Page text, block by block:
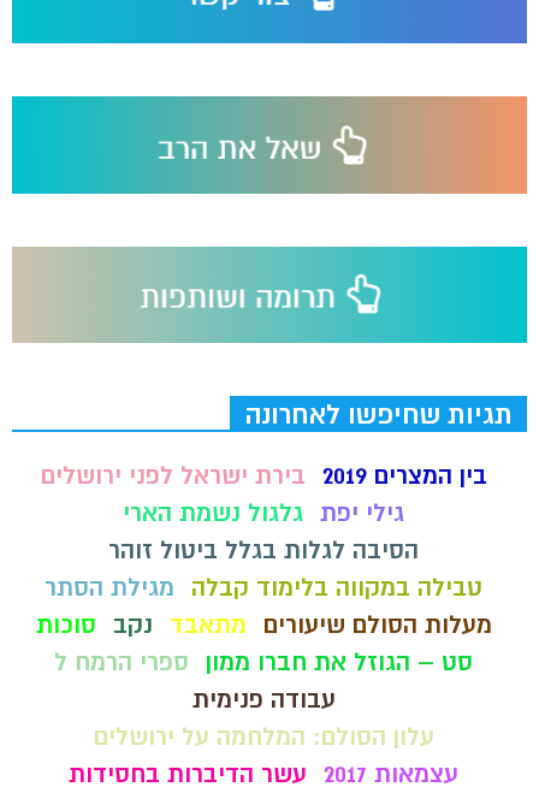
תגיות שחיפשו לאחרונה
בין המצרים 2019
בירת ישראל לפני ירושלים
גילי יפת גלגול נשמת הארי
הסיבה לגלות בגלל ביטול זוהר
טבילה במקווה בלימוד קבלה
מגילת הסתר
מעלות הסולם שיעורים
מתאבד נקב
סוכות
סט – הגוזל את חברו ממון
ספרי הרמח ל
עבודה פנימית
עלון הסולם: המלחמה על ירושלים
עצמאות 2017
עשר הדיברות בחסידות